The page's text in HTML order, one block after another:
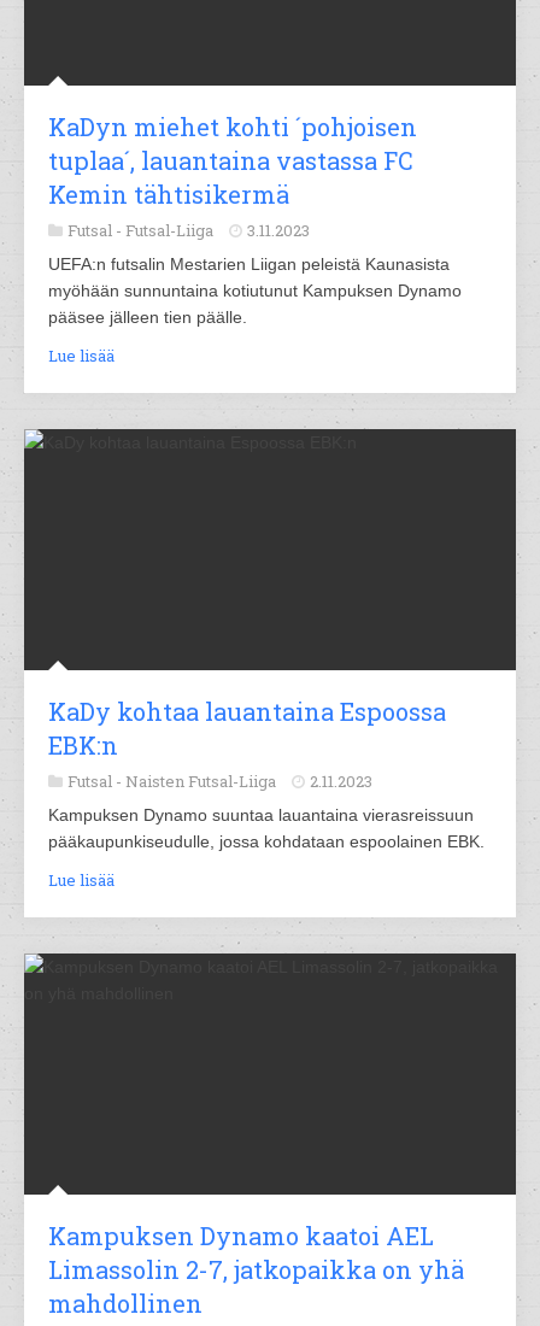
KaDyn miehet kohti ´pohjoisen
tuplaa´, lauantaina vastassa FC
Kemin tähtisikermä
Futsal - Futsal-Liiga 3.11.2023
UEFA:n futsalin Mestarien Liigan peleistä Kaunasista
myöhään sunnuntaina kotiutunut Kampuksen Dynamo
pääsee jälleen tien päälle.
Lue lisää
KaDy kohtaa lauantaina Espoossa
EBK:n
Futsal - Naisten Futsal-Liiga 2.11.2023
Kampuksen Dynamo suuntaa lauantaina vierasreissuun
pääkaupunkiseudulle, jossa kohdataan espoolainen EBK.
Lue lisää
Kampuksen Dynamo kaatoi AEL
Limassolin 2-7, jatkopaikka on yhä
mahdollinen